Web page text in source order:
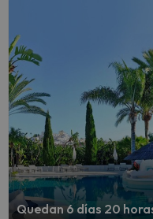
Quedan 6 días 20